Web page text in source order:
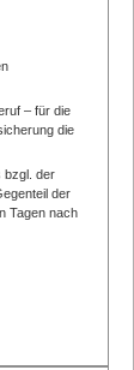
– für die
die
bzgl. der
der
Tagen nach